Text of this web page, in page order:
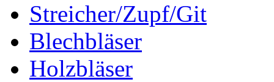
Streicher/Zupf/Git
Blechbläser
Holzbläser